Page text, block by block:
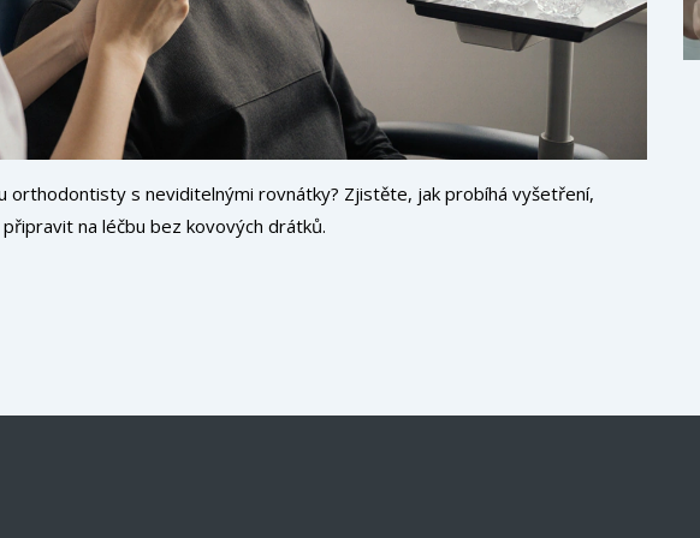
orthodontisty s neviditelnými rovnátky? Zjistěte, jak probíhá vyšetření,
na léčbu bez kovových drátků.